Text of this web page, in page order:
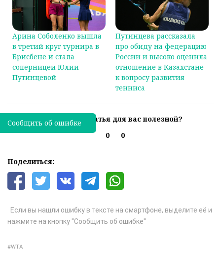
Арина Соболенко вышла
в третий круг турнира в
Брисбене и стала
соперницей Юлии
Путинцевой
Путинцева рассказала
про обиду на федерацию
России и высоко оценила
отношение в Казахстане
к вопросу развития
тенниса
Была ли эта статья для вас полезной?
0
0
Поделиться:
Если вы нашли ошибку в тексте на смартфоне, выделите её и
нажмите на кнопку "Сообщить об ошибке"
WTA
Сообщить об ошибке